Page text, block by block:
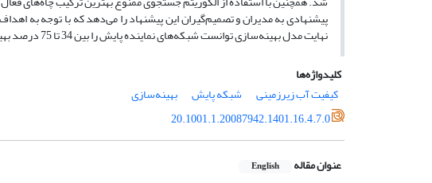
پیشنهادی به مدیران و تصمیم‌گیران این پیشنهاد را می‌دهد که با توجه به
نهایت مدل بهینه‌سازی توانست شبکه‌های نماینده پایش را بین 34 تا 75 درصد بهینه کند.
کلیدواژه‌ها
کیفیت آب زیرزمینی
شبکه پایش
بهینه‌سازی
20.1001.1.20087942.1401.16.4.7.0
عنوان مقاله English